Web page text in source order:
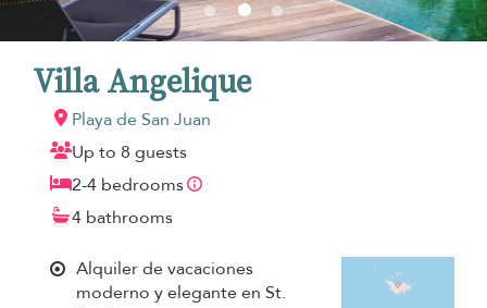
Villa Angelique
Playa de San Juan
Up to 8 guests
2-4 bedrooms
4 bathrooms
Alquiler de vacaciones
moderno y elegante en St.